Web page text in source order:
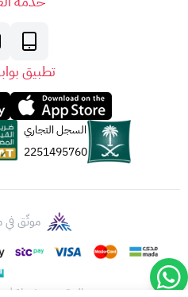
تطبيق
السجل التجاري
2251495760
موثّق في
الحقوق محفوظة | 2026